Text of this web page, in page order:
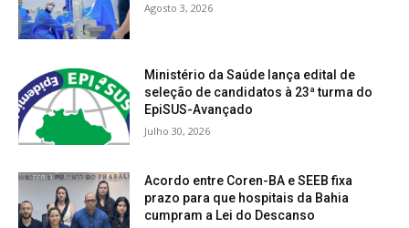
Agosto 3, 2026
Ministério da Saúde lança edital de
seleção de candidatos à 23ª turma do
EpiSUS-Avançado
Julho 30, 2026
Acordo entre Coren-BA e SEEB fixa
prazo para que hospitais da Bahia
cumpram a Lei do Descanso